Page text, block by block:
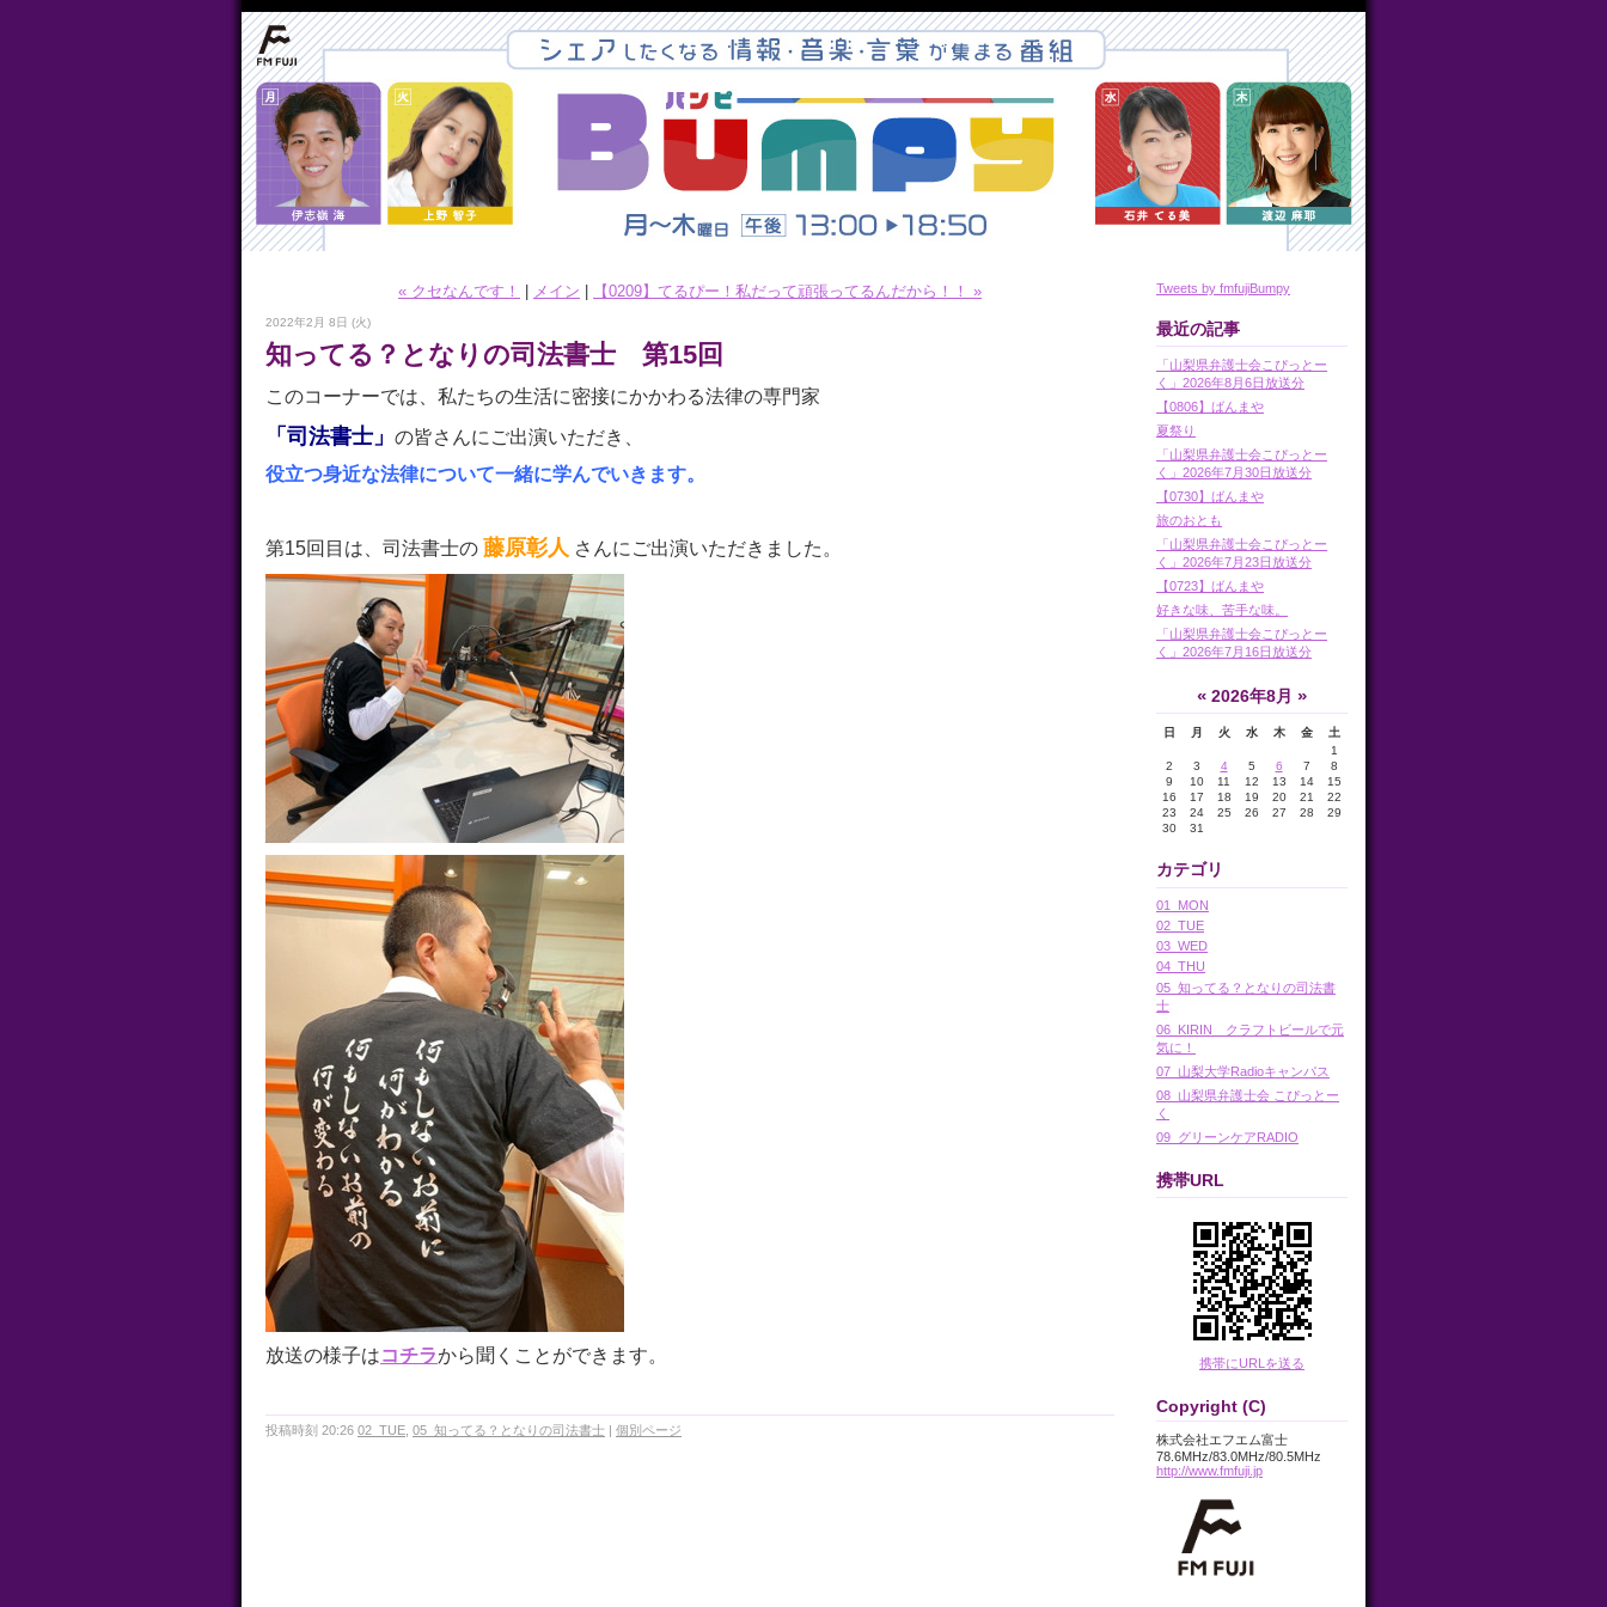
« クセなんです！ メイン 【0209】てるぴー！私だって頑張ってるんだから！！ »
2022年2月 8日 (火)
知ってる？となりの司法書士 第15回
このコーナーでは、私たちの生活に密接にかかわる法律の専門家
「司法書士」 の皆さんにご出演いただき、
役立つ身近な法律について一緒に学んでいきます。
第15回目は、司法書士の 藤原彰人 さんにご出演いただきました。
放送の様子はコチラから聞くことができます。
投稿時刻 20:26 02_TUE 05_知ってる？となりの司法書士 | 個別ページ
Tweets by fmfujiBumpy
最近の記事
「山梨県弁護士会こぴっとー
く」2026年8月6日放送分
【0806】ばんまや
夏祭り
「山梨県弁護士会こぴっとー
く」2026年7月30日放送分
【0730】ばんまや
旅のおとも
「山梨県弁護士会こぴっとー
く」2026年7月23日放送分
【0723】ばんまや
好きな味、苦手な味。
「山梨県弁護士会こぴっとー
く」2026年7月16日放送分
« 2026年8月 »
日 月 火 水 木 金
土
1
2
3 4 5 6 7
8
9
10 11 12 13 14
15
16
17 18 19 20 21
22
23
24 25 26 27 28
29
30
31
カテゴリ
01_MON
02_TUE
03_WED
04_THU
05_知ってる？となりの司法書
士
06_KIRIN クラフトビールで元
気に！
07_山梨大学Radioキャンパス
08_山梨県弁護士会 こぴっとー
く
09_グリーンケアRADIO
携帯URL
携帯にURLを送る
Copyright (C)
株式会社エフエム富士
78.6MHz/83.0MHz/80.5MHz
http://www.fmfuji.jp